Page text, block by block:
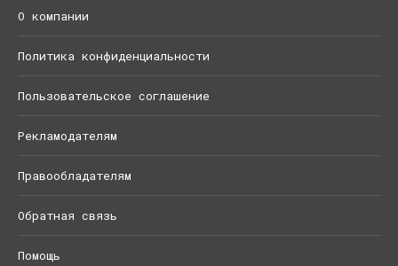
О компании
Политика конфиденциальности
Пользовательское соглашение
Рекламодателям
Правообладателям
Обратная связь
Помощь